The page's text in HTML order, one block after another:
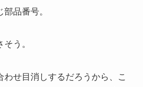
品番号。
う。
わせ目消しするだろうから、こ